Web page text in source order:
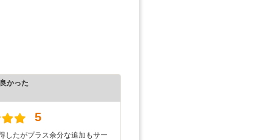
かった
5
したがプラス余分な追加もサー